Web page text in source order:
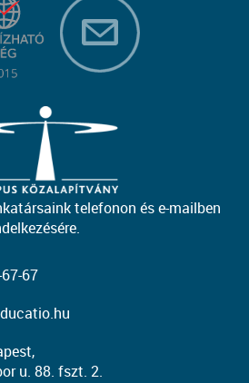
telefonon és e-mailben
67
u. 88. fszt. 2.